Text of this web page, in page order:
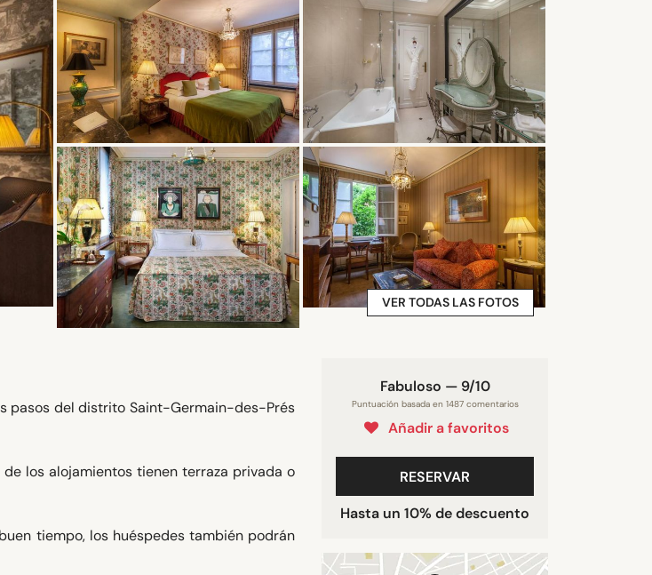
VER TODAS LAS FOTOS
Fabuloso — 9/10
Puntuación basada en 1487 comentarios
Añadir a favoritos
RESERVAR
Hasta un 10% de descuento
pasos del distrito Saint-Germain-des-Prés
los alojamientos tienen terraza privada o
tiempo, los huéspedes también podrán